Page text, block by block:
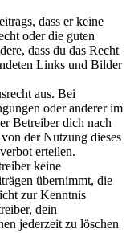
dass er keine
oder die guten
dass du das Recht
Links und Bilder
aus. Bei
oder anderer im
Betreiber dich nach
der Nutzung dieses
erteilen.
keine
übernimmt, die
zur Kenntnis
dein
jederzeit zu löschen